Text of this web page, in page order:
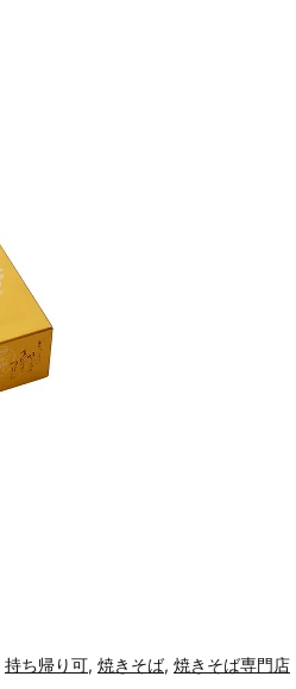
持ち帰り可, 焼きそば, 焼きそば専門店